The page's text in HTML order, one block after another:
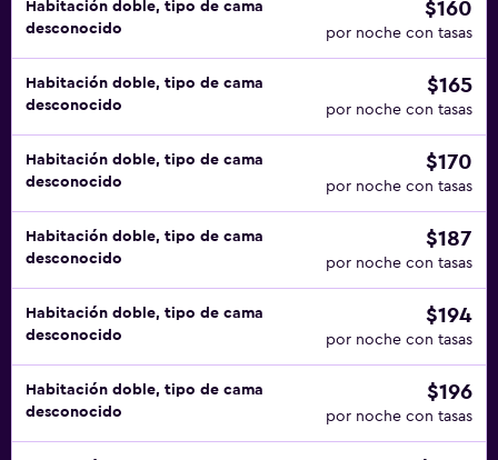
Habitación doble, tipo de cama
desconocido
$160
por noche con tasas
Habitación doble, tipo de cama
desconocido
$165
por noche con tasas
Habitación doble, tipo de cama
desconocido
$170
por noche con tasas
Habitación doble, tipo de cama
desconocido
$187
por noche con tasas
Habitación doble, tipo de cama
desconocido
$194
por noche con tasas
Habitación doble, tipo de cama
desconocido
$196
por noche con tasas